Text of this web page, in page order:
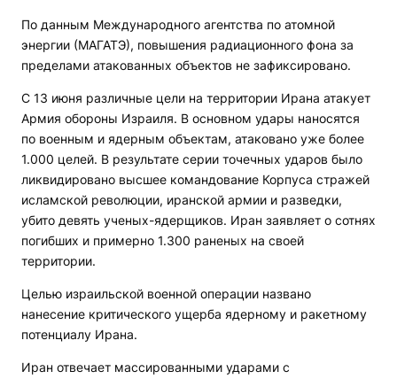
По данным Международного агентства по атомной
энергии (МАГАТЭ), повышения радиационного фона за
пределами атакованных объектов не зафиксировано.
С 13 июня различные цели на территории Ирана атакует
Армия обороны Израиля. В основном удары наносятся
по военным и ядерным объектам, атаковано уже более
1.000 целей. В результате серии точечных ударов было
ликвидировано высшее командование Корпуса стражей
исламской революции, иранской армии и разведки,
убито девять ученых-ядерщиков. Иран заявляет о сотнях
погибших и примерно 1.300 раненых на своей
территории.
Целью израильской военной операции названо
нанесение критического ущерба ядерному и ракетному
потенциалу Ирана.
Иран отвечает массированными ударами с